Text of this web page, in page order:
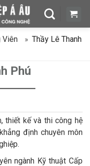
Viên » Thầy Lê Thanh
Phú
thiết kế và thi công hệ
định chuyên môn
ngành Kỹ thuật Cấp